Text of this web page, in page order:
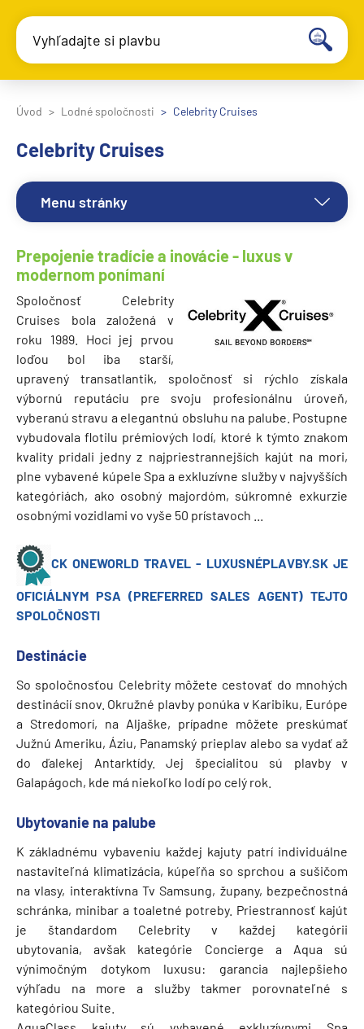
Vyhľadajte si plavbu
Úvod Lodné spoločnosti Celebrity Cruises
Celebrity Cruises
Menu stránky
Prepojenie tradície a inovácie - luxus v
modernom ponímaní
Spoločnosť Celebrity
Cruises bola založená v
roku 1989. Hoci jej prvou
loďou bol iba starší,
upravený transatlantik, spoločnosť si rýchlo získala
výbornú reputáciu pre svoju profesionálnu úroveň,
vyberanú stravu a elegantnú obsluhu na palube. Postupne
vybudovala flotilu prémiových lodí, ktoré k týmto znakom
kvality pridali jedny z najpriestrannejších kajút na mori,
plne vybavené kúpele Spa a exkluzívne služby v najvyšších
kategóriách, ako osobný majordóm, súkromné exkurzie
osobnými vozidlami vo vyše 50 prístavoch ...
CK ONEWORLD TRAVEL - LUXUSNÉPLAVBY.SK JE
OFICIÁLNYM PSA (PREFERRED SALES AGENT) TEJTO
SPOLOČNOSTI
Destinácie
So spoločnosťou Celebrity môžete cestovať do mnohých
destinácií snov. Okružné plavby ponúka v Karibiku, Európe
a Stredomorí, na Aljaške, prípadne môžete preskúmať
Južnú Ameriku, Áziu, Panamský prieplav alebo sa vydať až
do ďalekej Antarktídy. Jej špecialitou sú plavby v
Galapágoch, kde má niekoľko lodí po celý rok.
Ubytovanie na palube
K základnému vybaveniu každej kajuty patrí individuálne
nastaviteľná klimatizácia, kúpeľňa so sprchou a sušičom
na vlasy, interaktívna Tv Samsung, župany, bezpečnostná
schránka, minibar a toaletné potreby. Priestrannosť kajút
je štandardom Celebrity v každej kategórii
ubytovania, avšak kategórie Concierge a Aqua sú
výnimočným dotykom luxusu: garancia najlepšieho
výhľadu na more a služby takmer porovnateľné s
kategóriou Suite.